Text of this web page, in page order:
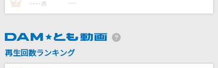
ミックスナッツ
FZMZ
3 ---- 点 ----
再生回数ランキング